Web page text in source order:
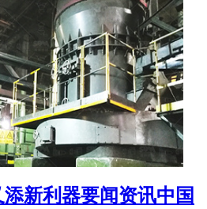
新利器要闻资讯中国